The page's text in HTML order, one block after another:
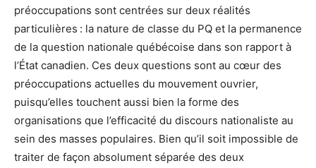
préoccupations sont centrées sur deux réalités
particulières : la nature de classe du PQ et la permanence
de la question nationale québécoise dans son rapport à
l’État canadien. Ces deux questions sont au cœur des
préoccupations actuelles du mouvement ouvrier,
puisqu’elles touchent aussi bien la forme des
organisations que l’efficacité du discours nationaliste au
sein des masses populaires. Bien qu’il soit impossible de
traiter de façon absolument séparée des deux